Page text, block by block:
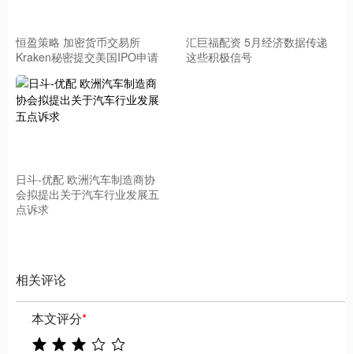
恒盈策略 加密货币交易所
Kraken秘密提交美国IPO申请
汇巨福配资 5月经济数据传递
这些积极信号
日斗-优配 欧洲汽车制造商协
会拟提出关于汽车行业发展五
点诉求
相关评论
本文评分*